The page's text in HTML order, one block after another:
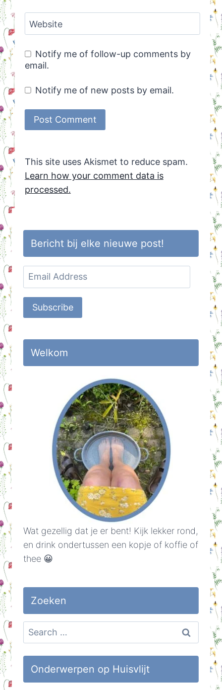
Website
Notify me of follow-up comments by
email.
Notify me of new posts by email.
This site uses Akismet to reduce spam.
Learn how your comment data is
processed.
Bericht bij elke nieuwe post!
Email
Address
Subscribe
Welkom
Wat gezellig dat je er bent! Kijk lekker rond,
en drink ondertussen een kopje of koffie of
thee 😀
Zoeken
Search
for:
Onderwerpen op Huisvlijt